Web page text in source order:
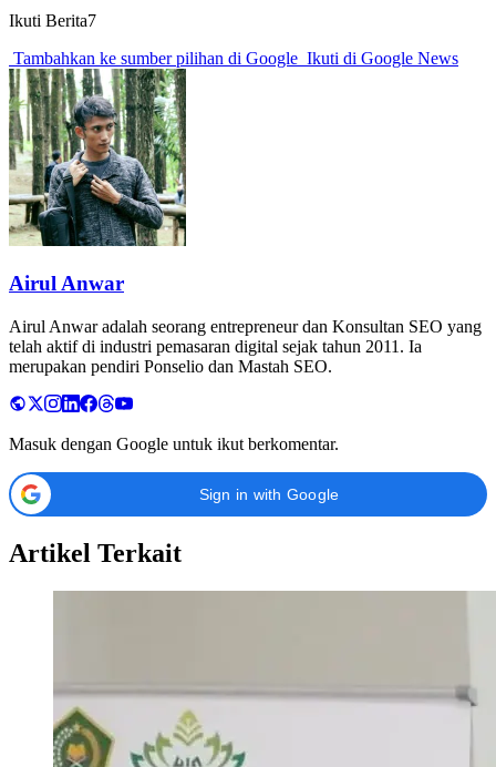
Ikuti Berita7
Tambahkan ke sumber pilihan di Google Ikuti di Google News
Airul Anwar
Airul Anwar adalah seorang entrepreneur dan Konsultan SEO yang
telah aktif di industri pemasaran digital sejak tahun 2011. Ia
merupakan pendiri Ponselio dan Mastah SEO.
Masuk dengan Google untuk ikut berkomentar.
Sign in with Google
Artikel Terkait